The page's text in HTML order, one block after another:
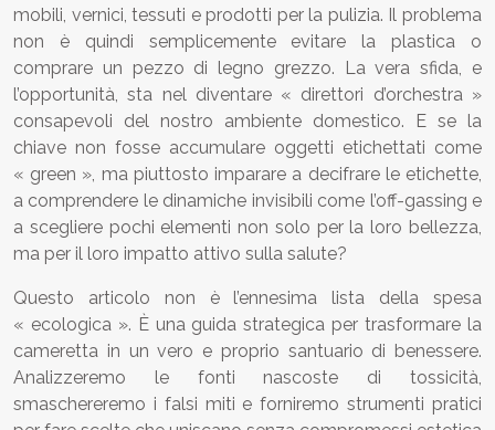
mobili, vernici, tessuti e prodotti per la pulizia. Il problema
non è quindi semplicemente evitare la plastica o
comprare un pezzo di legno grezzo. La vera sfida, e
l’opportunità, sta nel diventare « direttori d’orchestra »
consapevoli del nostro ambiente domestico. E se la
chiave non fosse accumulare oggetti etichettati come
« green », ma piuttosto imparare a decifrare le etichette,
a comprendere le dinamiche invisibili come l’off-gassing e
a scegliere pochi elementi non solo per la loro bellezza,
ma per il loro impatto attivo sulla salute?
Questo articolo non è l’ennesima lista della spesa
« ecologica ». È una guida strategica per trasformare la
cameretta in un vero e proprio santuario di benessere.
Analizzeremo le fonti nascoste di tossicità,
smaschereremo i falsi miti e forniremo strumenti pratici